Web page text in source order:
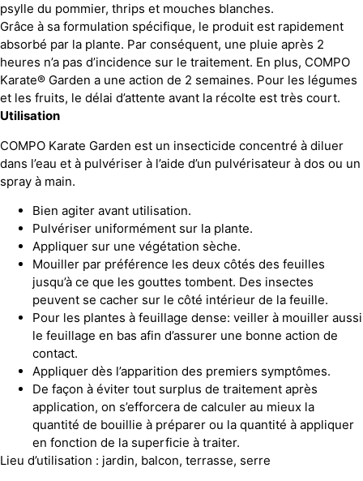
psylle du pommier, thrips et mouches blanches.
Grâce à sa formulation spécifique, le produit est rapidement
absorbé par la plante. Par conséquent, une pluie après 2
heures n’a pas d’incidence sur le traitement. En plus, COMPO
Karate® Garden a une action de 2 semaines. Pour les légumes
et les fruits, le délai d’attente avant la récolte est très court.
Utilisation
COMPO Karate Garden est un insecticide concentré à diluer
dans l’eau et à pulvériser à l’aide d’un pulvérisateur à dos ou un
spray à main.
Bien agiter avant utilisation.
Pulvériser uniformément sur la plante.
Appliquer sur une végétation sèche.
Mouiller par préférence les deux côtés des feuilles
jusqu’à ce que les gouttes tombent. Des insectes
peuvent se cacher sur le côté intérieur de la feuille.
Pour les plantes à feuillage dense: veiller à mouiller aussi
le feuillage en bas afin d’assurer une bonne action de
contact.
Appliquer dès l’apparition des premiers symptômes.
De façon à éviter tout surplus de traitement après
application, on s’efforcera de calculer au mieux la
quantité de bouillie à préparer ou la quantité à appliquer
en fonction de la superficie à traiter.
Lieu d’utilisation : jardin, balcon, terrasse, serre